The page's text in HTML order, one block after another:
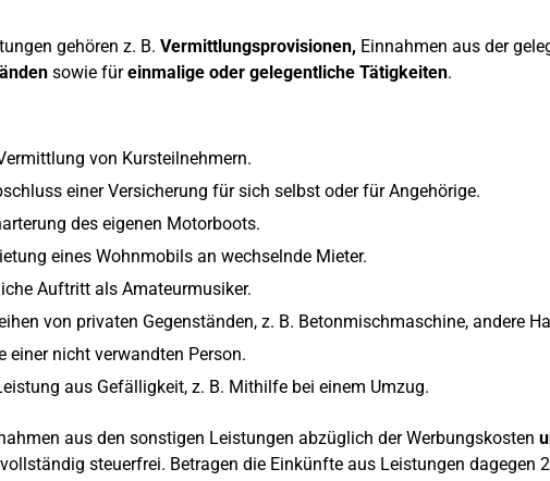
gehören z. B. Vermittlungsprovisionen, Einnahmen aus der
sowie füreinmalige oder gelegentliche Tätigkeiten.
von Kursteilnehmern.
einer Versicherung für sich selbst oder für Angehörige.
des eigenen Motorboots.
eines Wohnmobils an wechselnde Mieter.
Auftritt als Amateurmusiker.
von privaten Gegenständen, z. B. Betonmischmaschine, andere
einer nicht verwandten Person.
aus Gefälligkeit, z. B. Mithilfe bei einem Umzug.
aus den sonstigen Leistungen abzüglich der Werbungskosten
steuerfrei. Betragen die Einkünfte aus Leistungen dagegen